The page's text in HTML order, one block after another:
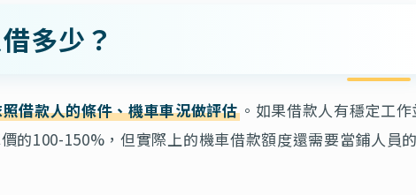
多少？
借款人的條件、機車車況做評估。如果借款人有穩定工作
的100-150%，但實際上的機車借款額度還需要當鋪人員